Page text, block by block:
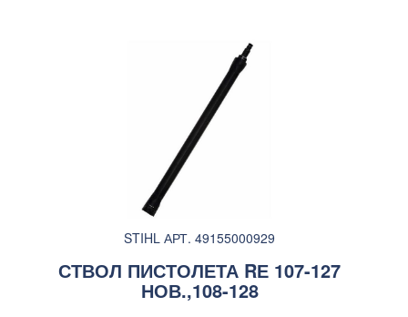
STIHL АРТ. 49155000929
СТВОЛ ПИСТОЛЕТА RЕ 107-127
НОВ.,108-128